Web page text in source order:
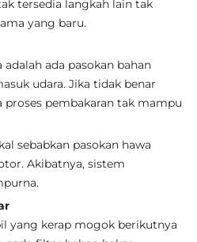
tersedia langkah lain tak
yang baru.
ada pasokan bahan
udara. Jika tidak benar
proses pembakaran tak mampu
sebabkan pasokan hawa
Akibatnya, sistem
yang kerap mogok berikutnya